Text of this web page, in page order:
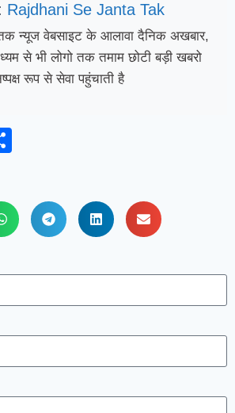
Rajdhani Se Janta Tak
न्यूज वेबसाइट के आलावा दैनिक अखबार,
से भी लोगो तक तमाम छोटी बड़ी खबरो
रूप से सेवा पहुंचाती है